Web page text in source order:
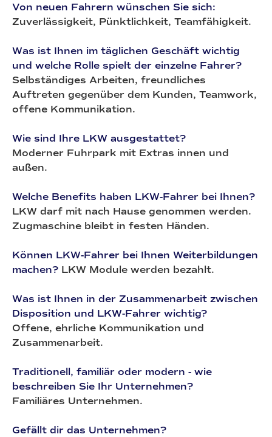
Von neuen Fahrern wünschen Sie sich:
Zuverlässigkeit, Pünktlichkeit, Teamfähigkeit.
Was ist Ihnen im täglichen Geschäft wichtig
und welche Rolle spielt der einzelne Fahrer?
Selbständiges Arbeiten, freundliches
Auftreten gegenüber dem Kunden, Teamwork,
offene Kommunikation.
Wie sind Ihre LKW ausgestattet?
Moderner Fuhrpark mit Extras innen und
außen.
Welche Benefits haben LKW-Fahrer bei Ihnen?
LKW darf mit nach Hause genommen werden.
Zugmaschine bleibt in festen Händen.
Können LKW-Fahrer bei Ihnen Weiterbildungen
machen? LKW Module werden bezahlt.
Was ist Ihnen in der Zusammenarbeit zwischen
Disposition und LKW-Fahrer wichtig?
Offene, ehrliche Kommunikation und
Zusammenarbeit.
Traditionell, familiär oder modern - wie
beschreiben Sie Ihr Unternehmen?
Familiäres Unternehmen.
Gefällt dir das Unternehmen?